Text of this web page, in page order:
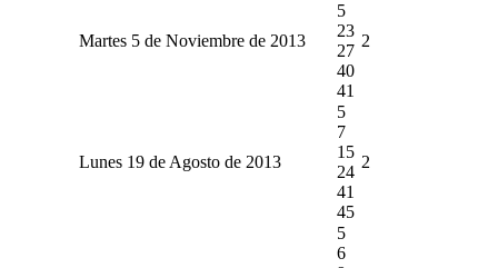
Martes 5 de Noviembre de 2013
5
23
27
40
41
2
Lunes 19 de Agosto de 2013
5
7
15
24
41
45
2
5
6